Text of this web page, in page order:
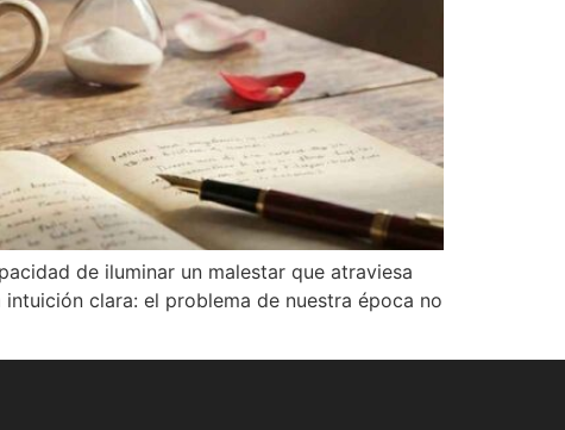
de iluminar un malestar que atraviesa
clara: el problema de nuestra época no